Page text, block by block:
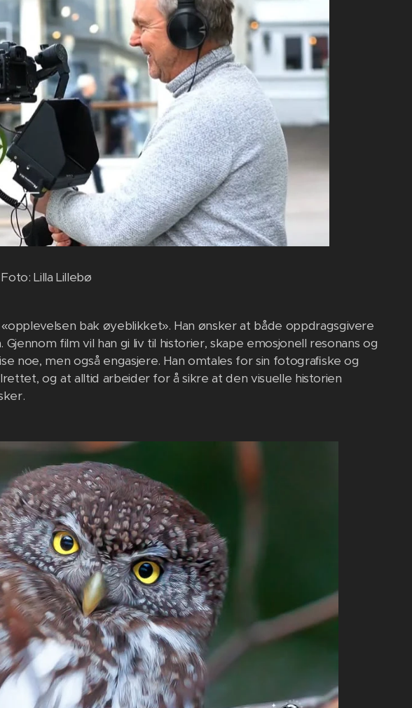
Foto: Lilla Lillebø
bak øyeblikket». Han ønsker at både oppdragsgivere
film vil han gi liv til historier, skape emosjonell resonans og
noe, men også engasjere. Han omtales for sin fotograﬁske og
og at alltid arbeider for å sikre at den visuelle historien